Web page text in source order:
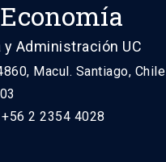
Administración UC
Macul. Santiago, Chile
2 2354 4028